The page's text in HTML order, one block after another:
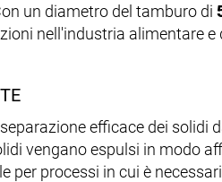
un diametro del tamburo di
nell'industria alimentare e
efficace dei solidi
vengano espulsi in modo
per processi in cui è